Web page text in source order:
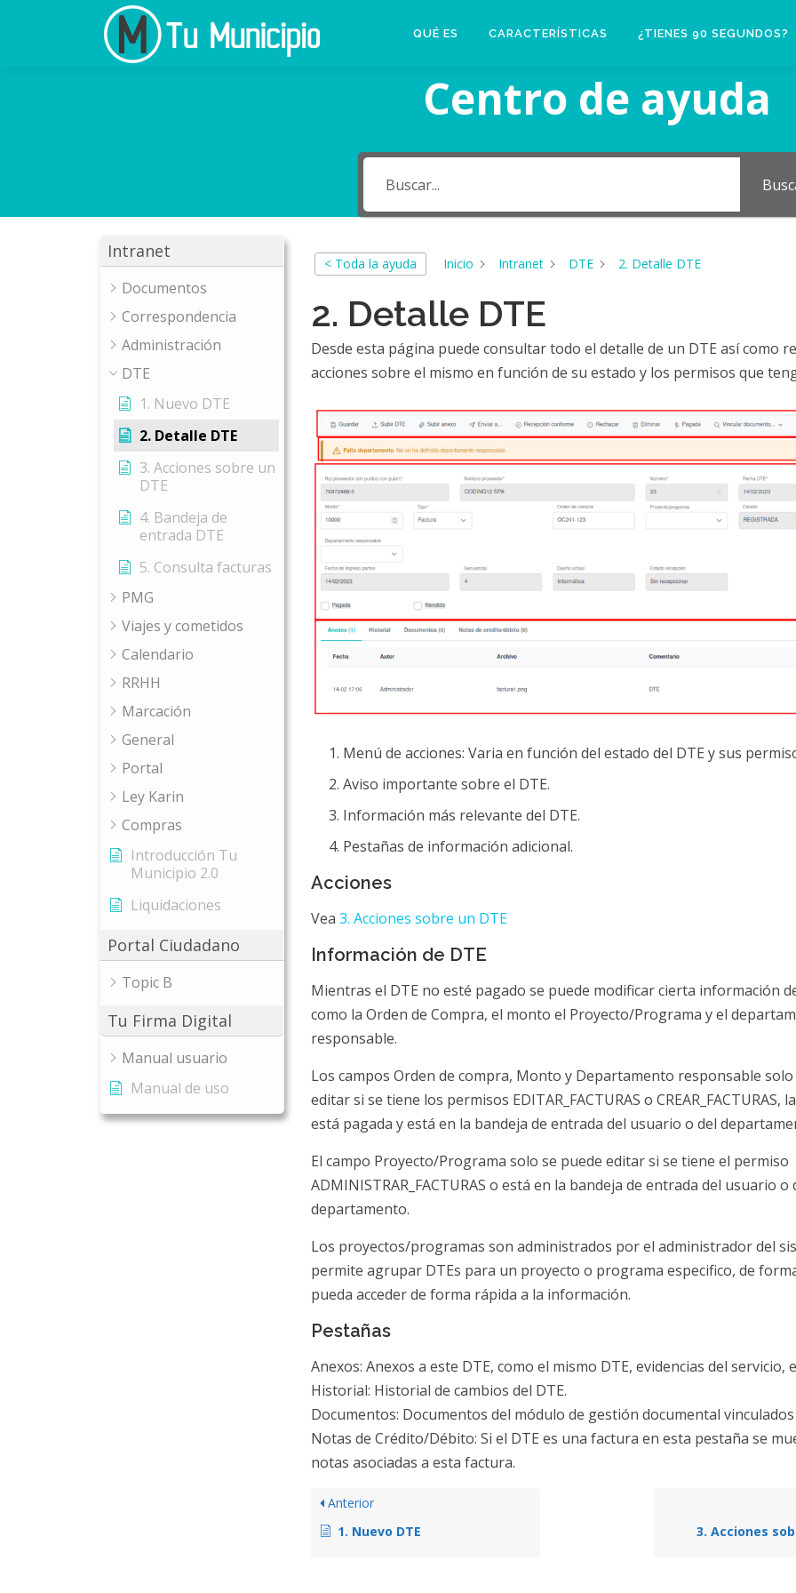
QUÉ ES CARACTERÍSTICAS ¿TIENES 90 SEGUNDOS?
Centro de ayuda
Intranet
Documentos
Correspondencia
Administración
DTE
1. Nuevo DTE
2. Detalle DTE
3. Acciones sobre un
DTE
4. Bandeja de
entrada DTE
5. Consulta facturas
PMG
Viajes y cometidos
Calendario
RRHH
Marcación
General
Portal
Ley Karin
Compras
Introducción Tu
Municipio 2.0
Liquidaciones
Portal Ciudadano
Topic B
Tu Firma Digital
Manual usuario
Manual de uso
< Toda la ayuda Inicio Intranet DTE 2. Detalle DTE
2. Detalle DTE
Desde esta página puede consultar todo el detalle de un DTE así como
acciones sobre el mismo en función de su estado y los permisos que
Menú de acciones: Varia en función del estado del DTE y sus
Aviso importante sobre el DTE.
Información más relevante del DTE.
Pestañas de información adicional.
Acciones
Vea 3. Acciones sobre un DTE
Información de DTE
Mientras el DTE no esté pagado se puede modificar cierta información
como la Orden de Compra, el monto el Proyecto/Programa y el
responsable.
Los campos Orden de compra, Monto y Departamento responsable
editar si se tiene los permisos EDITAR_FACTURAS o CREAR_FACTURAS,
está pagada y está en la bandeja de entrada del usuario o del
El campo Proyecto/Programa solo se puede editar si se tiene el permiso
ADMINISTRAR_FACTURAS o está en la bandeja de entrada del usuario o
departamento.
Los proyectos/programas son administrados por el administrador del
permite agrupar DTEs para un proyecto o programa especifico, de
pueda acceder de forma rápida a la información.
Pestañas
Anexos: Anexos a este DTE, como el mismo DTE, evidencias del servicio,
Historial: Historial de cambios del DTE.
Documentos: Documentos del módulo de gestión documental vinculados
Notas de Crédito/Débito: Si el DTE es una factura en esta pestaña se
notas asociadas a esta factura.
Anterior
1. Nuevo DTE
3. Acciones